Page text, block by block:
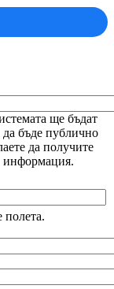
ще бъдат
бъде публично
да получите
информация.
полета.